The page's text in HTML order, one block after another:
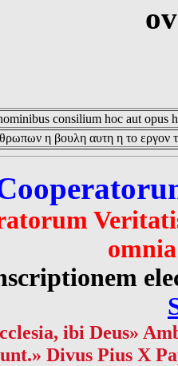
consilium hoc aut opus
η βουλη αυτη η το εργον
ibi Deus»
Divus Pius X